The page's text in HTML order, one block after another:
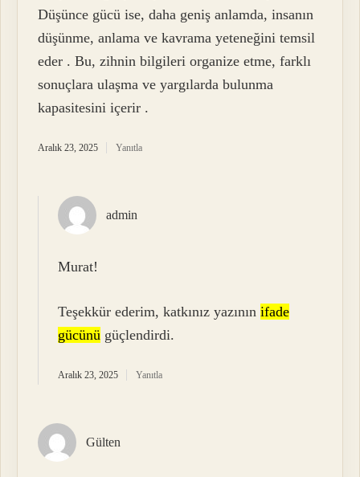
Düşünce gücü ise, daha geniş anlamda, insanın
düşünme, anlama ve kavrama yeteneğini temsil
eder . Bu, zihnin bilgileri organize etme, farklı
sonuçlara ulaşma ve yargılarda bulunma
kapasitesini içerir .
Aralık 23, 2025 Yanıtla
admin
Murat!
Teşekkür ederim, katkınız yazınınifade
gücünü güçlendirdi.
Aralık 23, 2025 Yanıtla
Gülten